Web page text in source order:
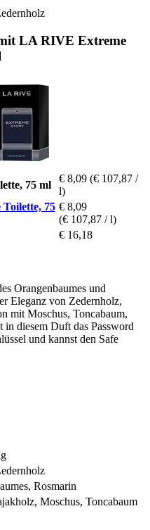
LA RIVE Extreme
75 ml
€ 8,09 (€ 107,87 /
l)
75 € 8,09
(€ 107,87 / l)
€ 16,18
Orangenbaumes und
Eleganz von Zedernholz,
mit Moschus, Toncabaum,
diesem Duft das Password
und kannst den Safe
Rosmarin
Moschus, Toncabaum